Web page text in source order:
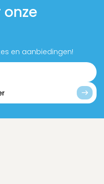
en aanbiedingen!